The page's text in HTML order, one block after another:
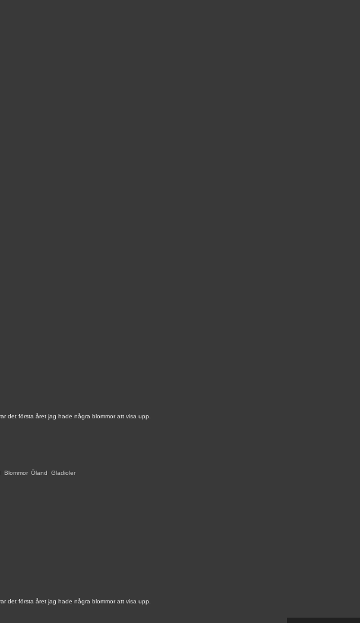
det första året jag hade några blommor att visa upp.
Blommor, Öland Gladioler,
det första året jag hade några blommor att visa upp.